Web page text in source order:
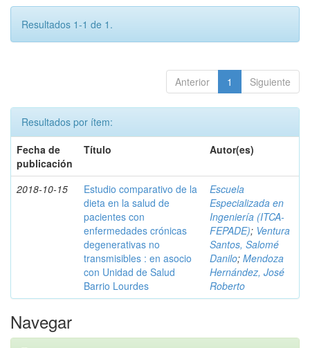
Resultados 1-1 de 1.
Anterior 1 Siguiente
Resultados por ítem:
Fecha de
publicación
Título Autor(es)
2018-10-15
Estudio comparativo de la
dieta en la salud de
pacientes con
enfermedades crónicas
degenerativas no
transmisibles : en asocio
con Unidad de Salud
Barrio Lourdes
Escuela
Especializada en
Ingeniería (ITCA-
FEPADE); Ventura
Santos, Salomé
Danilo; Mendoza
Hernández, José
Roberto
Navegar